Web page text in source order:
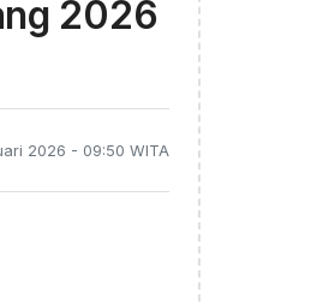
2026
2026 - 09:50 WITA